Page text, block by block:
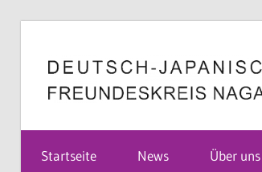
springen
Deutsch-
Startseite News Über uns